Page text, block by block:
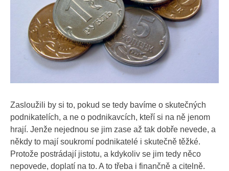
Zasloužili by si to, pokud se tedy bavíme o skutečných
podnikatelích, a ne o podnikavcích, kteří si na ně jenom
hrají. Jenže nejednou se jim zase až tak dobře nevede, a
někdy to mají soukromí podnikatelé i skutečně těžké.
Protože postrádají jistotu, a kdykoliv se jim tedy něco
nepovede, doplatí na to. A to třeba i finančně a citelně.